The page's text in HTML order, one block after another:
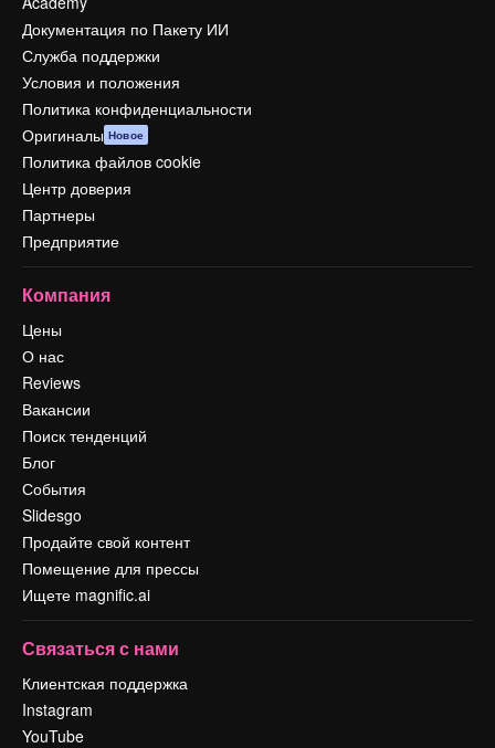
Документация по Пакету ИИ
Служба поддержки
Условия и положения
Политика конфиденциальности
Оригиналы Новое
Политика файлов cookie
Центр доверия
Партнеры
Предприятие
Компания
Цены
О нас
Reviews
Вакансии
Поиск тенденций
Блог
События
Slidesgo
Продайте свой контент
Помещение для прессы
Ищете magnific.ai
Связаться с нами
Клиентская поддержка
Instagram
YouTube